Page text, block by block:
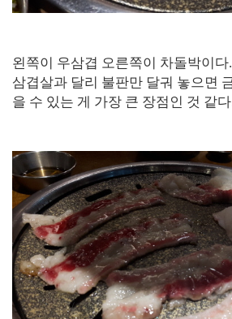
왼쪽이 우삼겹 오른쪽이 차돌박이
삼겹살과 달리 불판만 달궈 놓으면
을 수 있는 게 가장 큰 장점인 것 같